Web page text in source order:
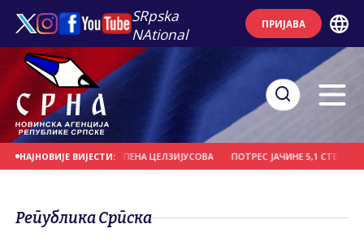
SRpska
NAtional
ПРИЈАВА
НАЈНОВИЈЕ ВИЈЕСТИ:
МАЈОРКЕ 33 СТЕПЕНА ЦЕЛЗИЈУСОВА ПОТРЕС ЈАЧИНЕ 5,1 СТЕПЕНИ У
Република Српска